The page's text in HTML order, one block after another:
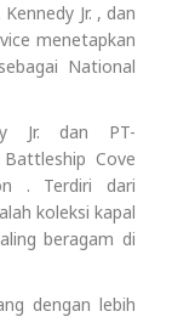
Jr. , dan
menetapkan
National
Jr. dan PT-
Cove
. Terdiri dari
koleksi kapal
beragam di
dengan lebih